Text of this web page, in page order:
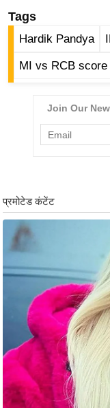
ब्री
फ
म
बॉ
ली
वु
हॉ
फि
ल्म
स
Tags
Hardik Pandya
MI vs RCB score